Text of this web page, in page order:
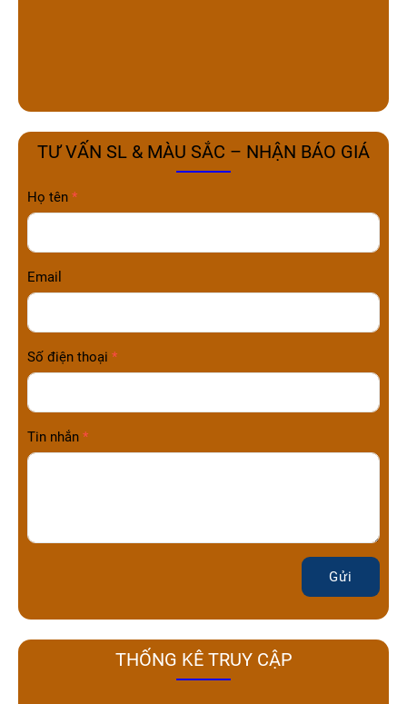
TƯ VẤN SL & MÀU SẮC – NHẬN BÁO GIÁ
Họ tên
Email
Số điện thoại
Tin nhắn
Gửi
THỐNG KÊ TRUY CẬP